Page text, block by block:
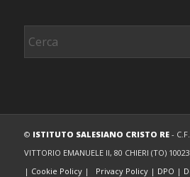
© ISTITUTO SALESIANO CRISTO RE-
VITTORIO EMANUELE II, 80 CHIERI (TO)
| Cookie Policy| Privacy Policy| DPO |